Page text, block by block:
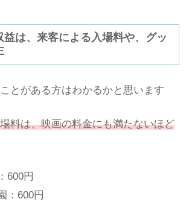
益は、来客による入場料や、グッ
とがある方はわかるかと思います
料は、映画の料金にも満たないほど
600円
：600円